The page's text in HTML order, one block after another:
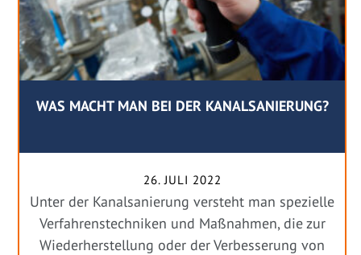
WAS MACHT MAN BEI DER KANALSANIERUNG?
26. JULI 2022
Unter der Kanalsanierung versteht man spezielle
Verfahrenstechniken und Maßnahmen, die zur
Wiederherstellung oder der Verbesserung von